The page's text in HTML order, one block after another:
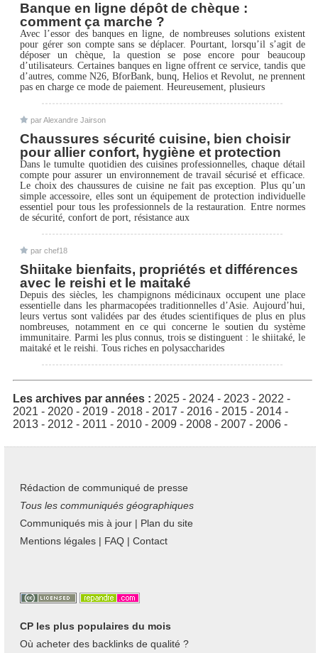
Banque en ligne dépôt de chèque :
comment ça marche ?
Avec l’essor des banques en ligne, de nombreuses solutions existent
pour gérer son compte sans se déplacer. Pourtant, lorsqu’il s’agit de
déposer un chèque, la question se pose encore pour beaucoup
d’utilisateurs. Certaines banques en ligne offrent ce service, tandis que
d’autres, comme N26, BforBank, bunq, Helios et Revolut, ne prennent
pas en charge ce mode de paiement. Heureusement, plusieurs
par Alexandre Jairson
Chaussures sécurité cuisine, bien choisir
pour allier confort, hygiène et protection
Dans le tumulte quotidien des cuisines professionnelles, chaque détail
compte pour assurer un environnement de travail sécurisé et efficace.
Le choix des chaussures de cuisine ne fait pas exception. Plus qu’un
simple accessoire, elles sont un équipement de protection individuelle
essentiel pour tous les professionnels de la restauration. Entre normes
de sécurité, confort de port, résistance aux
par chef18
Shiitake bienfaits, propriétés et différences
avec le reishi et le maitaké
Depuis des siècles, les champignons médicinaux occupent une place
essentielle dans les pharmacopées traditionnelles d’Asie. Aujourd’hui,
leurs vertus sont validées par des études scientifiques de plus en plus
nombreuses, notamment en ce qui concerne le soutien du système
immunitaire. Parmi les plus connus, trois se distinguent : le shiitaké, le
maitaké et le reishi. Tous riches en polysaccharides
Les archives par années : 2025 - 2024 - 2023 - 2022 -
2021 - 2020 - 2019 - 2018 - 2017 - 2016 - 2015 - 2014 -
2013 - 2012 - 2011 - 2010 - 2009 - 2008 - 2007 - 2006 -
Rédaction de communiqué de presse
Tous les communiqués géographiques
Communiqués mis à jour | Plan du site
Mentions légales | FAQ | Contact
CP les plus populaires du mois
Où acheter des backlinks de qualité ?